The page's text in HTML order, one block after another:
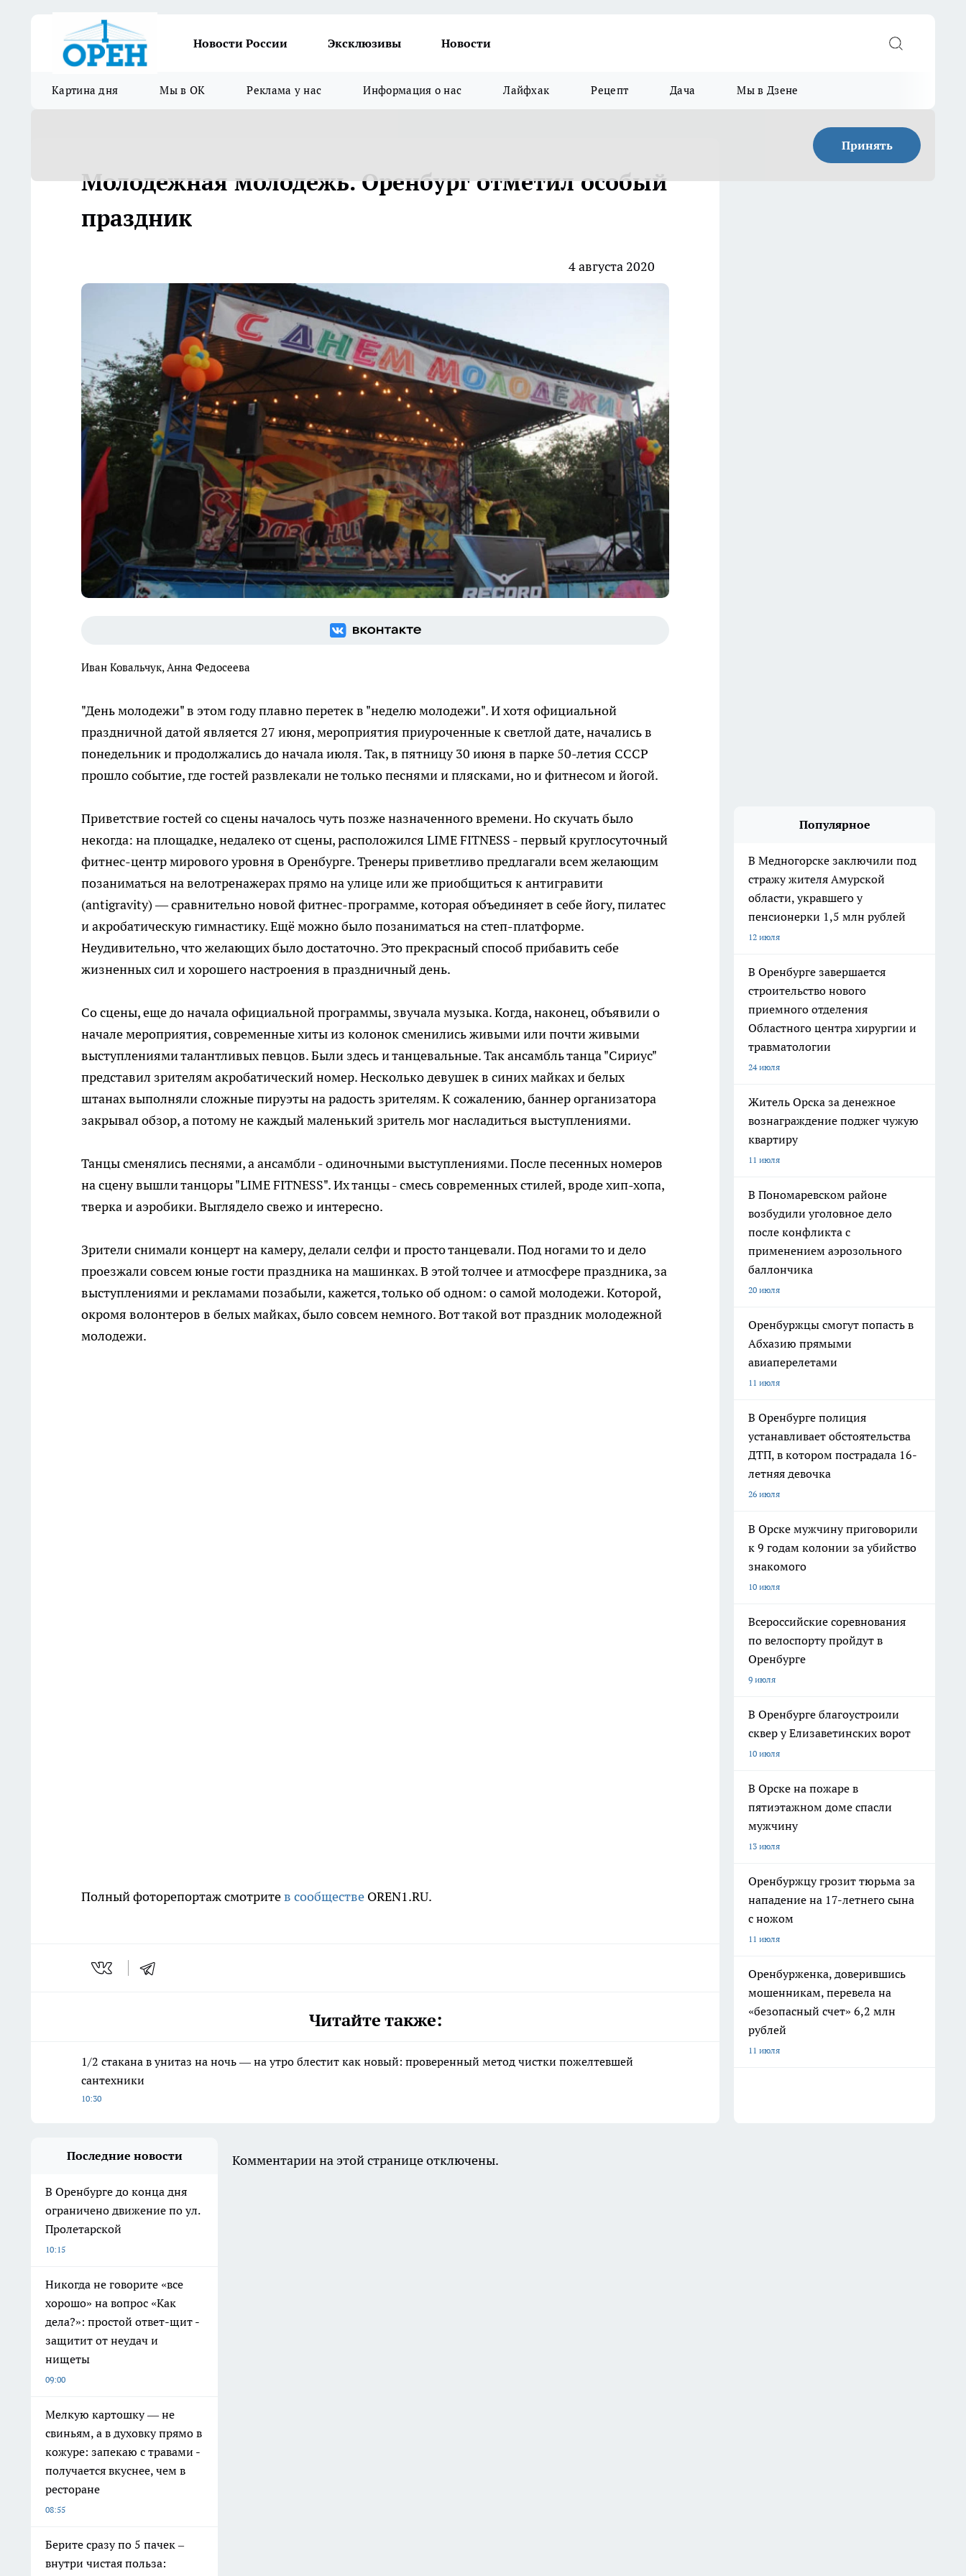
Новости России Эксклюзивы Новости
Картина дня Мы в ОК Реклама у нас Информация о нас Лайфхак Рецепт Дача Мы в Дзене
Принять
Молодежная молодежь. Оренбург отметил особый
праздник
4 августа 2020
Иван Ковальчук, Анна Федосеева
"День молодежи" в этом году плавно перетек в "неделю молодежи". И хотя официальной
праздничной датой является 27 июня, мероприятия приуроченные к светлой дате, начались в
понедельник и продолжались до начала июля. Так, в пятницу 30 июня в парке 50-летия СССР
прошло событие, где гостей развлекали не только песнями и плясками, но и фитнесом и йогой.
Приветствие гостей со сцены началось чуть позже назначенного времени. Но скучать было
некогда: на площадке, недалеко от сцены, расположился LIME FITNESS - первый круглосуточный
фитнес-центр мирового уровня в Оренбурге. Тренеры приветливо предлагали всем желающим
позаниматься на велотренажерах прямо на улице или же приобщиться к антигравити
(antigravity) — сравнительно новой фитнес-программе, которая объединяет в себе йогу, пилатес
и акробатическую гимнастику. Ещё можно было позаниматься на степ-платформе.
Неудивительно, что желающих было достаточно. Это прекрасный способ прибавить себе
жизненных сил и хорошего настроения в праздничный день.
Со сцены, еще до начала официальной программы, звучала музыка. Когда, наконец, объявили о
начале мероприятия, современные хиты из колонок сменились живыми или почти живыми
выступлениями талантливых певцов. Были здесь и танцевальные. Так ансамбль танца "Сириус"
представил зрителям акробатический номер. Несколько девушек в синих майках и белых
штанах выполняли сложные пируэты на радость зрителям. К сожалению, баннер организатора
закрывал обзор, а потому не каждый маленький зритель мог насладиться выступлениями.
Танцы сменялись песнями, а ансамбли - одиночными выступлениями. После песенных номеров
на сцену вышли танцоры "LIME FITNESS". Их танцы - смесь современных стилей, вроде хип-хопа,
тверка и аэробики. Выглядело свежо и интересно.
Зрители снимали концерт на камеру, делали селфи и просто танцевали. Под ногами то и дело
проезжали совсем юные гости праздника на машинках. В этой толчее и атмосфере праздника, за
выступлениями и рекламами позабыли, кажется, только об одном: о самой молодежи. Которой,
окромя волонтеров в белых майках, было совсем немного. Вот такой вот праздник молодежной
молодежи.
Полный фоторепортаж смотритев сообществе OREN1.RU.
Читайте также:
1/2 стакана в унитаз на ночь — на утро блестит как новый: проверенный метод чистки пожелтевшей
сантехники
10:30
Популярное
В Медногорске заключили под
стражу жителя Амурской
области, укравшего у
пенсионерки 1,5 млн рублей
12 июля
В Оренбурге завершается
строительство нового
приемного отделения
Областного центра хирургии и
травматологии
24 июля
Житель Орска за денежное
вознаграждение поджег чужую
квартиру
11 июля
В Пономаревском районе
возбудили уголовное дело
после конфликта с
применением аэрозольного
баллончика
20 июля
Оренбуржцы смогут попасть в
Абхазию прямыми
авиаперелетами
11 июля
В Оренбурге полиция
устанавливает обстоятельства
ДТП, в котором пострадала 16-
летняя девочка
26 июля
В Орске мужчину приговорили
к 9 годам колонии за убийство
знакомого
10 июля
Всероссийские соревнования
по велоспорту пройдут в
Оренбурге
9 июля
В Оренбурге благоустроили
сквер у Елизаветинских ворот
10 июля
В Орске на пожаре в
пятиэтажном доме спасли
мужчину
13 июля
Оренбуржцу грозит тюрьма за
нападение на 17-летнего сына
с ножом
11 июля
Оренбурженка, доверившись
мошенникам, перевела на
«безопасный счет» 6,2 млн
рублей
11 июля
Последние новости
В Оренбурге до конца дня
ограничено движение по ул.
Пролетарской
10:15
Никогда не говорите «все
хорошо» на вопрос «Как
дела?»: простой ответ-щит -
защитит от неудач и
нищеты
09:00
Мелкую картошку — не
свиньям, а в духовку прямо в
кожуре: запекаю с травами -
получается вкуснее, чем в
ресторане
08:55
Берите сразу по 5 пачек –
внутри чистая польза:
Комментарии на этой странице отключены.